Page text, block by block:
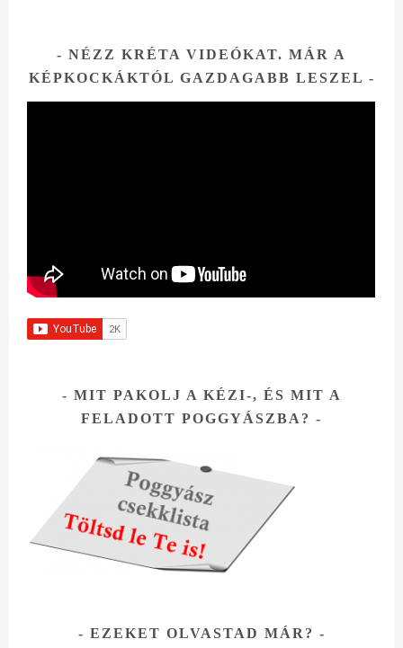
NÉZZ KRÉTA VIDEÓKAT. MÁR A
KÉPKOCKÁKTÓL GAZDAGABB LESZEL
MIT PAKOLJ A KÉZI-, ÉS MIT A
FELADOTT POGGYÁSZBA?
EZEKET OLVASTAD MÁR?